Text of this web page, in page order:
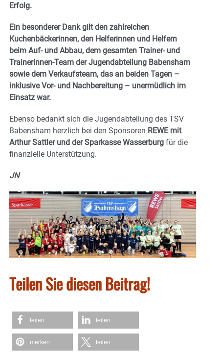
Erfolg.
Ein besonderer Dank gilt den zahlreichen
Kuchenbäckerinnen, den Helferinnen und Helfern
beim Auf- und Abbau, dem gesamten Trainer- und
Trainerinnen-Team der Jugendabteilung Babensham
sowie dem Verkaufsteam, das an beiden Tagen –
inklusive Vor- und Nachbereitung – unermüdlich im
Einsatz war.
Ebenso bedankt sich die Jugendabteilung des TSV
Babensham herzlich bei den Sponsoren REWE mit
Arthur Sattler und der Sparkasse Wasserburg für die
finanzielle Unterstützung.
JN
Teilen Sie diesen Beitrag!
teilen teilen
merken teilen